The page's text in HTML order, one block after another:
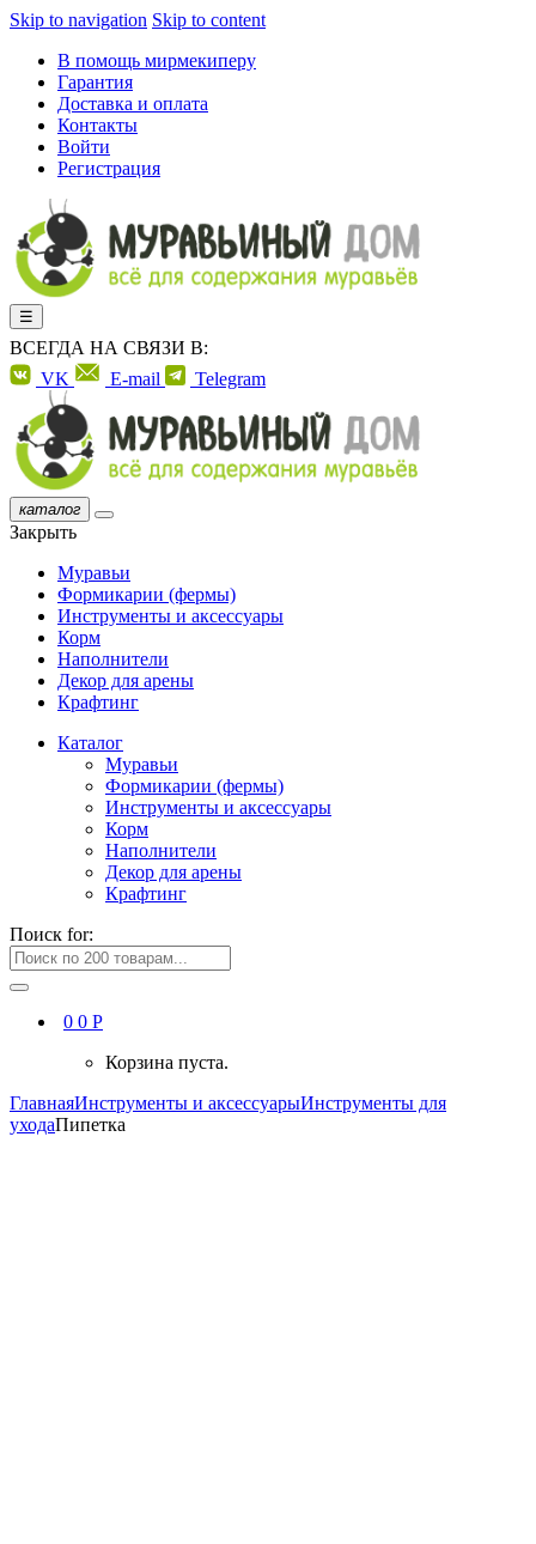
Skip to navigation Skip to content
В помощь мирмекиперу
Гарантия
Доставка и оплата
Контакты
Войти
Регистрация
☰
ВСЕГДА НА СВЯЗИ В:
VK
E-mail Telegram
каталог
Закрыть
Муравьи
Формикарии (фермы)
Инструменты и аксессуары
Корм
Наполнители
Декор для арены
Крафтинг
Каталог
Муравьи
Формикарии (фермы)
Инструменты и аксессуары
Корм
Наполнители
Декор для арены
Крафтинг
Поиск for:
0 0 Р
Корзина пуста.
ГлавнаяИнструменты и аксессуарыИнструменты для
уходаПипетка